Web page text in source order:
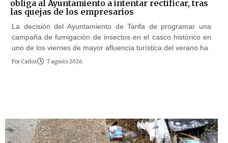
obliga al Ayuntamiento a intentar rectificar, tras
las quejas de los empresarios
La decisión del Ayuntamiento de Tarifa de programar una
campaña de fumigación de insectos en el casco histórico en
uno de los viernes de mayor afluencia turística del verano ha
Por Carlos 7 agosto 2026